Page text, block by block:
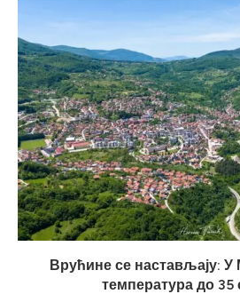
Врућине се настављају:
температура до 35